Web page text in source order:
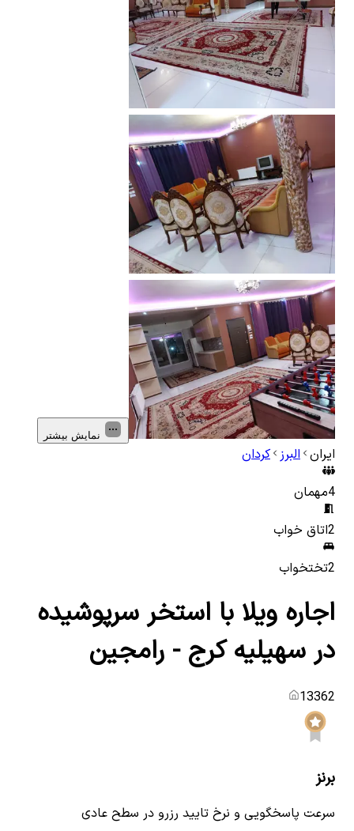
نمایش بیشتر
ایران البرز کردان
4مهمان
2اتاق خواب
2تختخواب
اجاره ویلا با استخر سرپوشیده
در سهیلیه کرج - رامجین
13362
برنز
سرعت پاسخگویی و نرخ تایید رزرو در سطح عادی